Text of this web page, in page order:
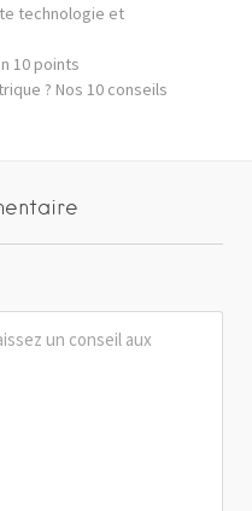
technologie et
10 points
? Nos 10 conseils